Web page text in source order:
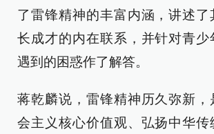
了雷锋精神的丰富内涵，讲述
长成才的内在联系，并针对青少
遇到的困惑作了解答。
蒋乾麟说，雷锋精神历久弥新，
会主义核心价值观、弘扬中华传